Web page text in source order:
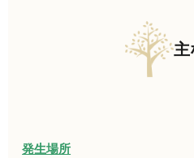
主
発生場所